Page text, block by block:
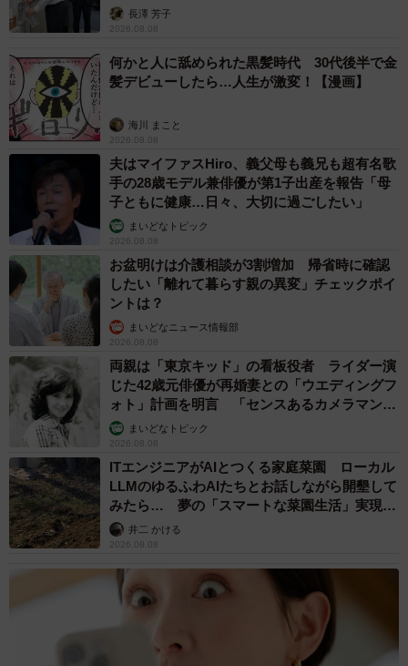
説】長澤 芳子
2026.08.08
何かと人に舐められた黒髪時代 30代後半で金
髪デビューしたら…人生が激変！【漫画】
海川 まこと
2026.08.08
夫はマイファスHiro、義父母も義兄も超有名歌
手の28歳モデル兼俳優が第1子出産を報告「母
子ともに健康…日々、大切に過ごしたい」
まいどなトピック
2026.08.08
お盆明けは介護相談が3割増加 帰省時に確認
したい「離れて暮らす親の異変」チェックポイ
ントは？
まいどなニュース情報部
2026.08.08
両親は「東京キッド」の看板役者 ライダー演
じた42歳元俳優が再婚妻との「ウエディングフ
ォト」計画を明言 「センスあるカメラマン求
む」まいどなトピック
2026.08.08
ITエンジニアがAIとつくる家庭菜園 ローカル
LLMのゆるふわAIたちとお話しながら開墾して
みたら… 夢の「スマートな菜園生活」実現な
るか井二 かける
2026.08.08